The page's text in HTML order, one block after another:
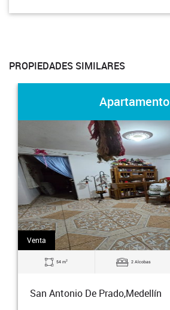
PROPIEDADES SIMILARES
Apartamento
Venta
54 m2 2 Alcobas
San Antonio De Prado,Medellín